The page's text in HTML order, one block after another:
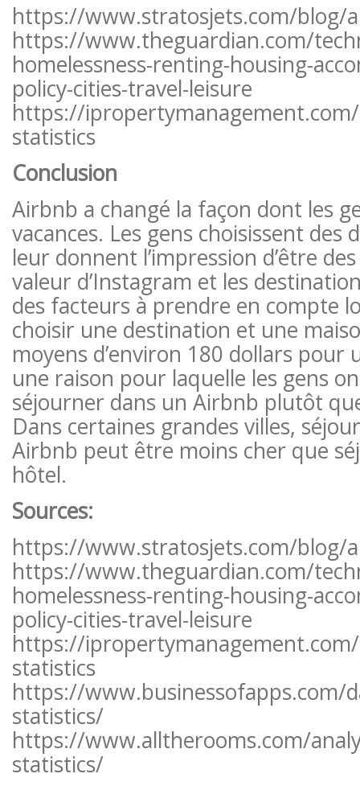
https://www.stratosjets.com/blog/
https://www.theguardian.com/
homelessness-renting-housing-
policy-cities-travel-leisure
https://
statistics
Conclusion
Airbnb a changé la façon dont les
vacances. Les gens choisissent des
leur donnent l’impression d’être
valeur d’Instagram et les
des facteurs à prendre en compte
choisir une destination et une
moyens d’environ 180 dollars pour
une raison pour laquelle les gens
séjourner dans un Airbnb plutôt
Dans certaines grandes villes,
Airbnb peut être moins cher que
hôtel.
Sources:
https://www.stratosjets.com/blog/
https://www.theguardian.com/
homelessness-renting-housing-
policy-cities-travel-leisure
https://
statistics
https://www.businessofapps.com/
statistics/
https://www.alltherooms.com/
statistics/